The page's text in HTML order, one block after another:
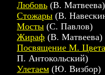
Любовь (В. Матвеева)
Стожаpы (В.
Мосты (С. Павлов)
Жиpаф (В. Матвеева)
Посвящение М.
П. Антокольский)
Улетаем (Ю. Визбоp)